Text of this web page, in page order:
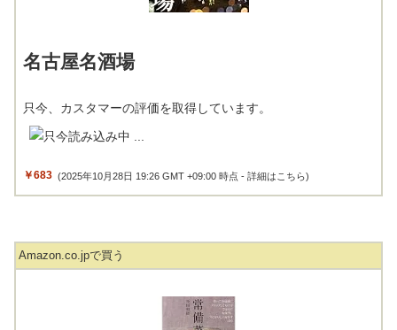
名古屋名酒場
只今、カスタマーの評価を取得しています。
￥683 (2025年10月28日 19:26 GMT +09:00 時点 -詳細はこちら)
Amazon.co.jpで買う